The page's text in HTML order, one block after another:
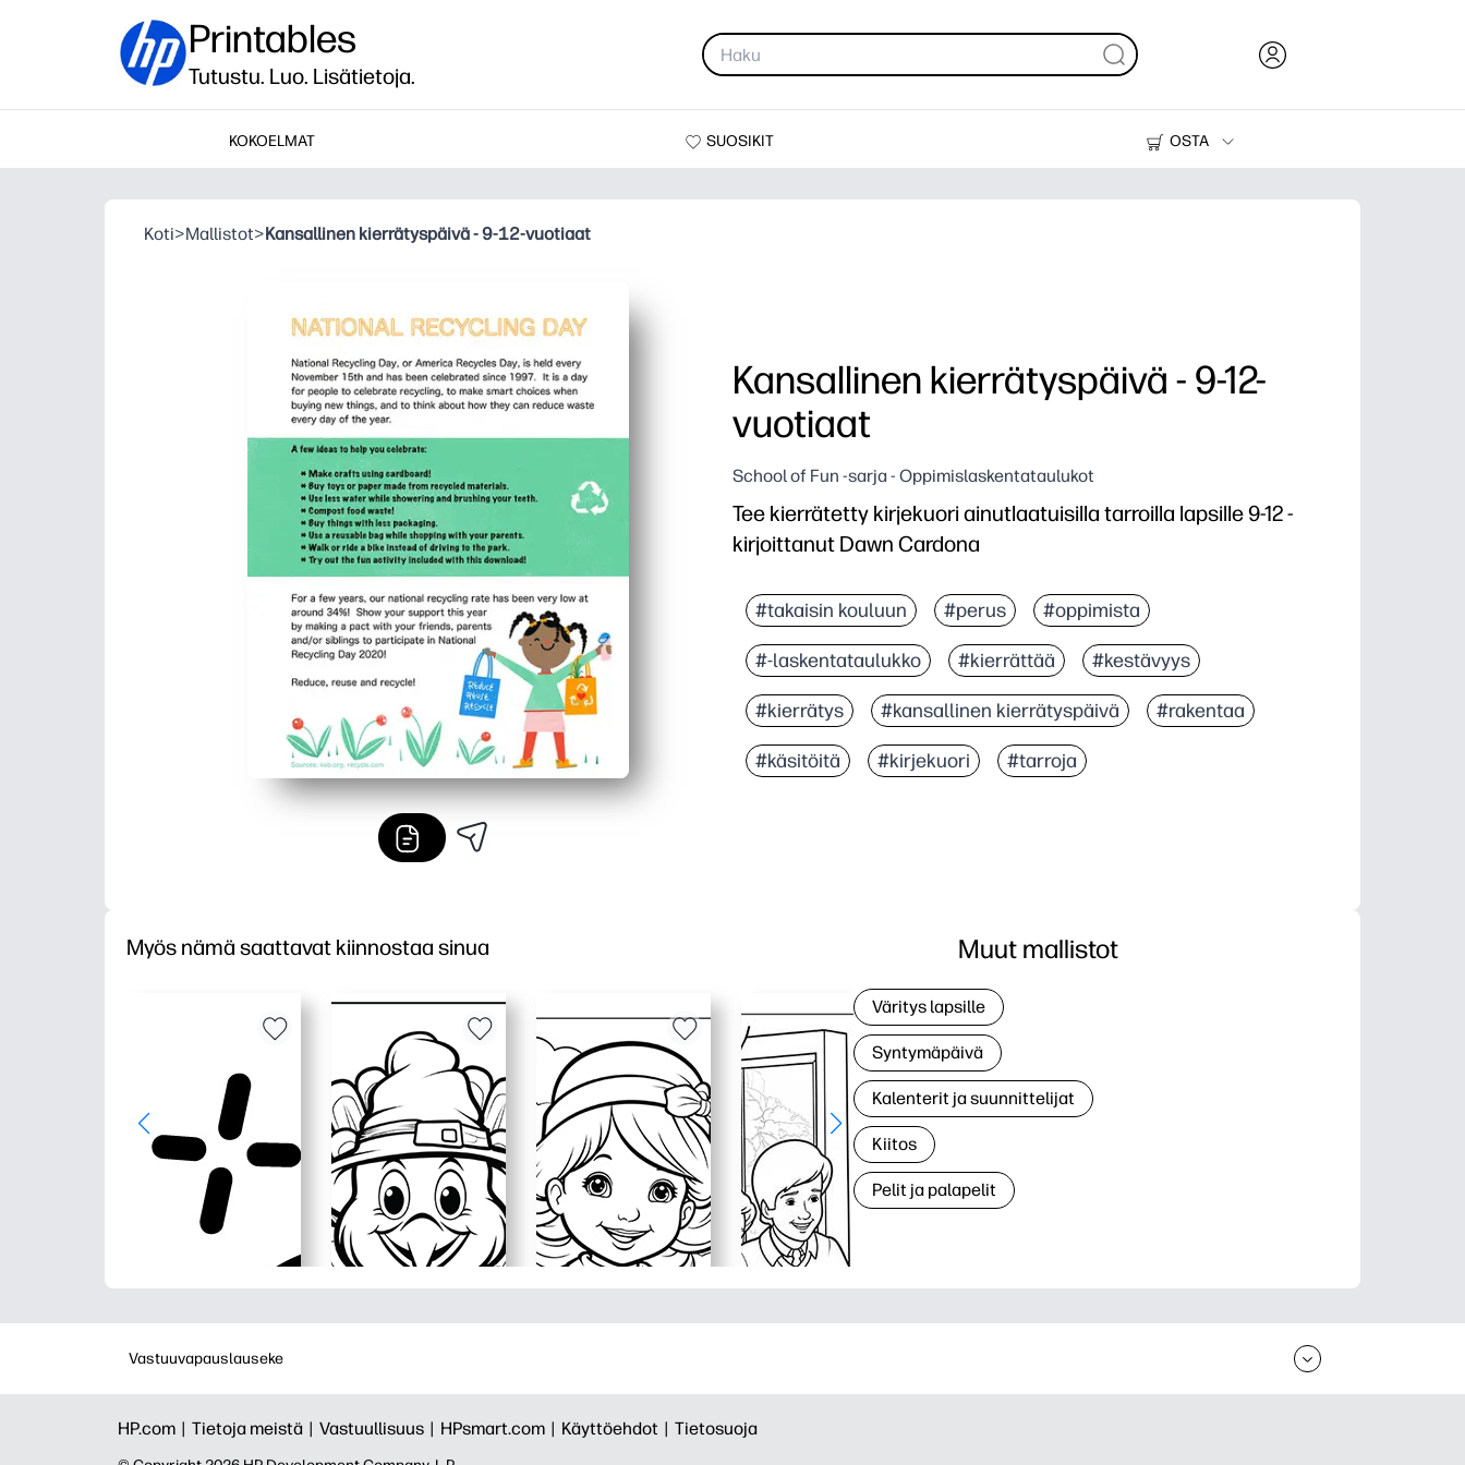
Printables
Tutustu. Luo. Lisätietoja.
KOKOELMAT SUOSIKIT
OSTA
Tulostimet
Koti>Mallistot>Kansallinen kierrätyspäivä - 9-12-vuotiaat
Kansallinen kierrätyspäivä - 9-12-
vuotiaat
School of Fun -sarja - Oppimislaskentataulukot
Tee kierrätetty kirjekuori ainutlaatuisilla tarroilla lapsille 9-12 -
kirjoittanut Dawn Cardona
#takaisin kouluun #perus #oppimista
#-laskentataulukko #kierrättää #kestävyys
#kierrätys #kansallinen kierrätyspäivä #rakentaa
#käsitöitä #kirjekuori #tarroja
Myös nämä saattavat kiinnostaa sinua Muut mallistot
Väritys lapsille
Syntymäpäivä
Kalenterit ja suunnittelijat
Kiitos
Pelit ja palapelit
Vastuuvapauslauseke
HP.com | Tietoja meistä | Vastuullisuus | HPsmart.com | Käyttöehdot | Tietosuoja